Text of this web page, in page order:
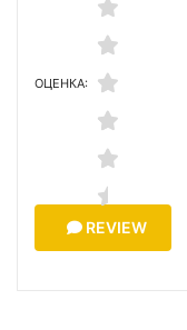
ОЦЕНКА:
REVIEW